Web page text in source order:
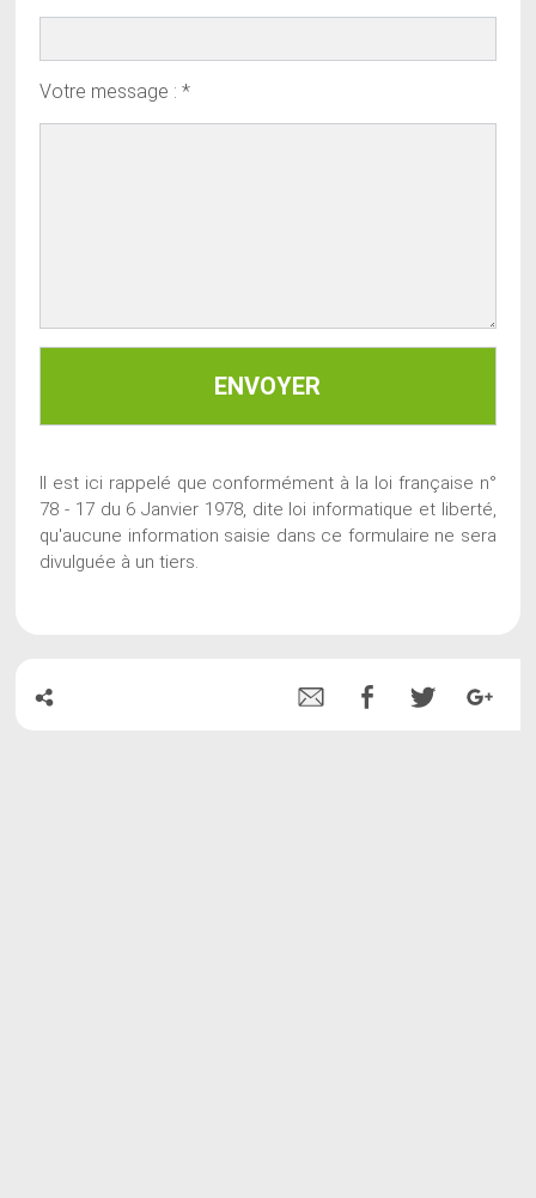
Votre message : *
Il est ici rappelé que conformément à la loi française n°
78 - 17 du 6 Janvier 1978, dite loi informatique et liberté,
qu'aucune information saisie dans ce formulaire ne sera
divulguée à un tiers.